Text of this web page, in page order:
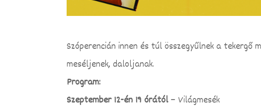
Szóperencián innen és túl összegyűlnek a tekergő
meséljenek, daloljanak.
Program:
Szeptember 12-én 19 órától– Világmesék